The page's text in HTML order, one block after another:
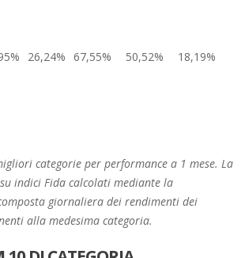
26,24% 67,55% 50,52% 18,19%
categorie per performance a 1 mese. La
indici Fida calcolati mediante la
giornaliera dei rendimenti dei
alla medesima categoria.